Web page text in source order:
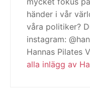
händer i vår
våra politiker?
instagram:
Hannas Pilates
alla inlägg av